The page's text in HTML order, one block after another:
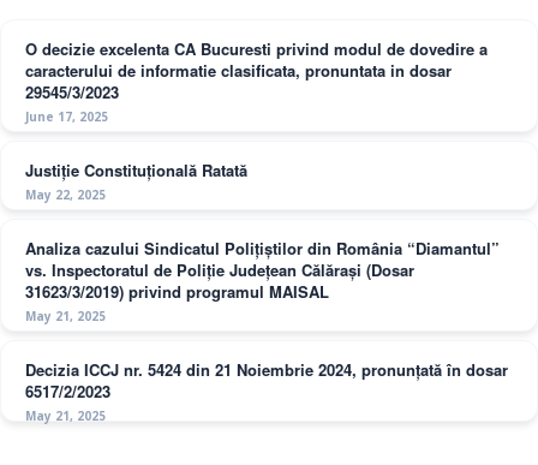
O decizie excelenta CA Bucuresti privind modul de dovedire a
caracterului de informatie clasificata, pronuntata in dosar
29545/3/2023
June 17, 2025
Justiție Constituțională Ratată
May 22, 2025
Analiza cazului Sindicatul Polițiștilor din România “Diamantul”
vs. Inspectoratul de Poliție Județean Călărași (Dosar
31623/3/2019) privind programul MAISAL
May 21, 2025
Decizia ICCJ nr. 5424 din 21 Noiembrie 2024, pronunțată în dosar
6517/2/2023
May 21, 2025